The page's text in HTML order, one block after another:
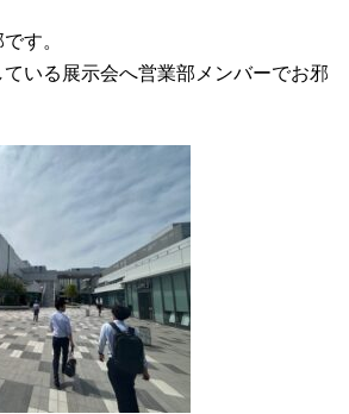
す。
いる展示会へ営業部メンバーでお邪